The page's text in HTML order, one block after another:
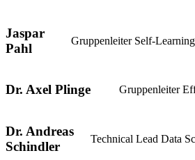
Jaspar
Pahl
Gruppenleiter Self-
Dr. Axel Plinge Gruppenleiter
Dr. Andreas
Schindler
Technical Lead Data